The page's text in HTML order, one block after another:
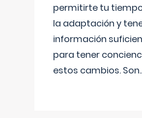
permitirte tu
la adaptación y
información
para tener
estos cambios. Son